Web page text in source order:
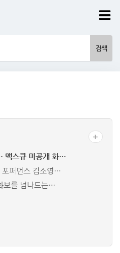
맥스큐 미공개 화…
포퍼먼스 김소영…
보를 넘나드는…